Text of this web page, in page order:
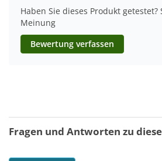
Haben Sie dieses Produkt getestet?
Meinung
Bewertung verfassen
Fragen und Antworten zu